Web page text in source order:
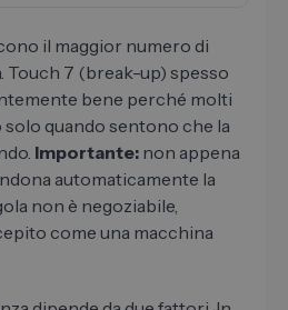
il maggior numero di
Touch 7 (break-up) spesso
bene perché molti
quando sentono che la
Importante: non appena
automaticamente la
non è negoziabile,
come una macchina